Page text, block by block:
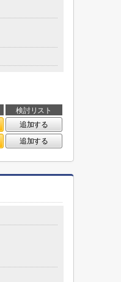
検討リスト
追加する
追加する